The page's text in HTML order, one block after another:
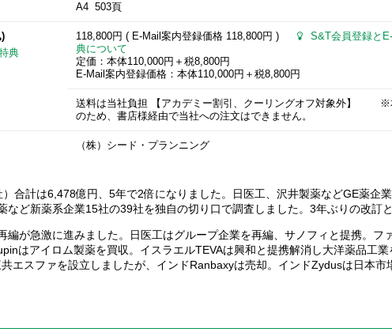
A4 503頁
典
118,800円 ( E-Mail案内登録価格 118,800円 )
S&T会員登録と
典について
定価：本体110,000円＋税8,800円
E-Mail案内登録価格：本体110,000円＋税8,800円
送料は当社負担 【アカデミー割引、クーリングオフ対象外】 ※
のため、書店様経由で当社への注文はできません。
（株）シード・プランニング
合計は6,478億円、5年で2倍になりました。日医工、沢井製薬などGE薬企
など新薬系企業15社の39社を独自の切り口で調査しました。3年ぶりの改訂と
編が急激に進みました。日医工はグループ企業を再編、サノフィと提携。フ
はアイロム製薬を買収。イスラエルTEVAは興和と提携解消し大洋薬品工業
エスファを設立しましたが、インドRanbaxyは売却。インドZydusは日本市